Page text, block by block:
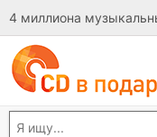
4 миллиона